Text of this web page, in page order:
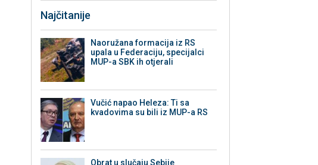
Najčitanije
Naoružana formacija iz RS
upala u Federaciju, specijalci
MUP-a SBK ih otjerali
Vučić napao Heleza: Ti sa
kvadovima su bili iz MUP-a RS
Obrat u slučaju Sebije